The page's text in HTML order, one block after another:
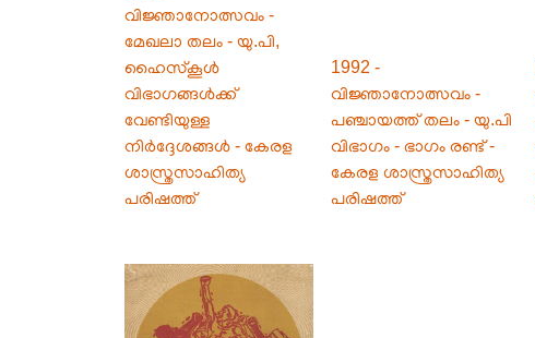
വിജ്ഞാനോത്സവം -
മേഖലാ തലം - യു.പി,
ഹൈസ്കൂൾ
വിഭാഗങ്ങൾക്ക്
വേണ്ടിയുള്ള
നിർദ്ദേശങ്ങൾ - കേരള
ശാസ്ത്രസാഹിത്യ
പരിഷത്ത്
1992 -
വിജ്ഞാനോത്സവം -
പഞ്ചായത്ത് തലം - യു.പി
വിഭാഗം - ഭാഗം രണ്ട് -
കേരള ശാസ്ത്രസാഹിത്യ
പരിഷത്ത്